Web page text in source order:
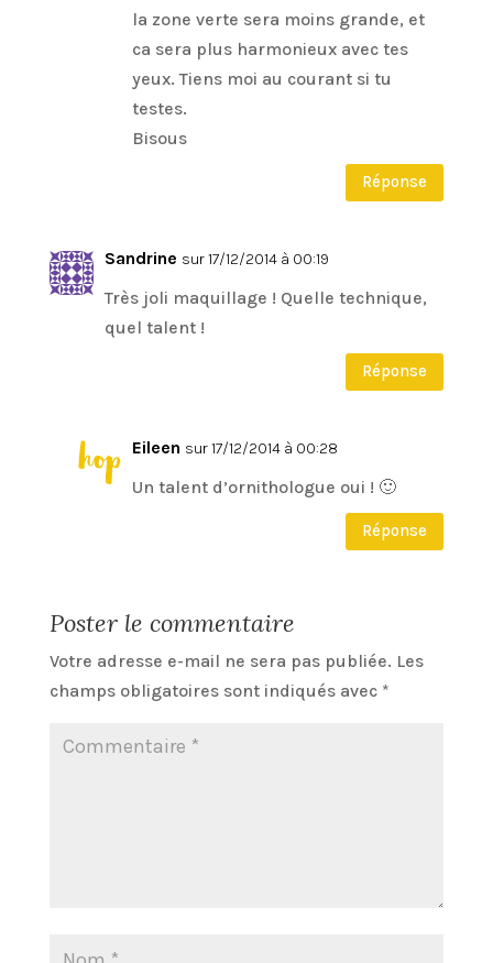
la zone verte sera moins grande, et
ca sera plus harmonieux avec tes
yeux. Tiens moi au courant si tu
testes.
Bisous
Réponse
Sandrine sur 17/12/2014 à 00:19
Très joli maquillage ! Quelle technique,
quel talent !
Réponse
Eileen sur 17/12/2014 à 00:28
Un talent d’ornithologue oui ! 🙂
Réponse
Poster le commentaire
Votre adresse e-mail ne sera pas publiée. Les
champs obligatoires sont indiqués avec *